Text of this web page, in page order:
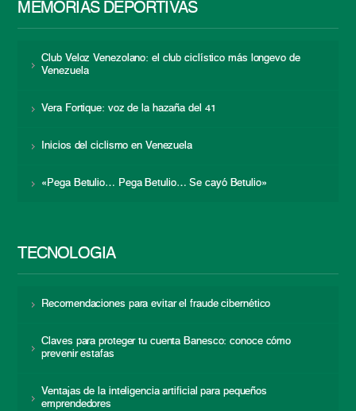
MEMORIAS DEPORTIVAS
Club Veloz Venezolano: el club ciclístico más longevo de
Venezuela
Vera Fortique: voz de la hazaña del 41
Inicios del ciclismo en Venezuela
«Pega Betulio… Pega Betulio… Se cayó Betulio»
TECNOLOGÍA
Recomendaciones para evitar el fraude cibernético
Claves para proteger tu cuenta Banesco: conoce cómo
prevenir estafas
Ventajas de la inteligencia artificial para pequeños
emprendedores